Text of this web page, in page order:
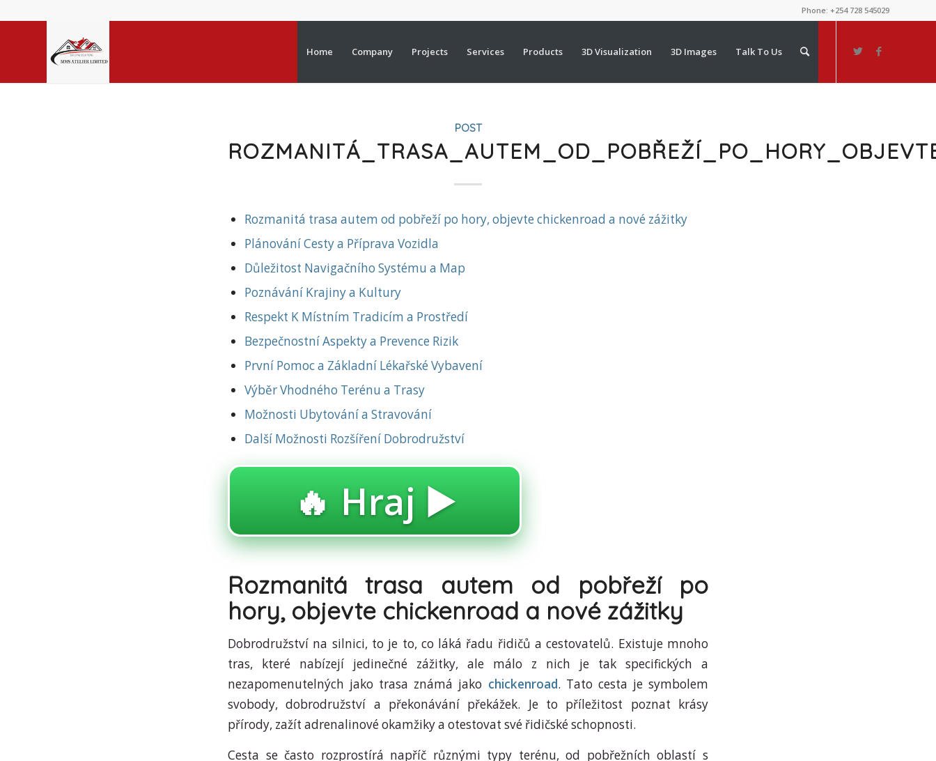
Phone: +254 728 545029
Home Company Projects Services Products 3D Visualization 3D Images Talk To Us
POST
Rozmanitá trasa autem od pobřeží po hory, objevte chickenroad a nové zážitky
Plánování Cesty a Příprava Vozidla
Důležitost Navigačního Systému a Map
Poznávání Krajiny a Kultury
Respekt K Místním Tradicím a Prostředí
Bezpečnostní Aspekty a Prevence Rizik
První Pomoc a Základní Lékařské Vybavení
Výběr Vhodného Terénu a Trasy
Možnosti Ubytování a Stravování
Další Možnosti Rozšíření Dobrodružství
🔥 Hraj ▶️
Rozmanitá trasa autem od pobřeží po
hory, objevte chickenroad a nové zážitky
Dobrodružství na silnici, to je to, co láká řadu řidičů a cestovatelů. Existuje mnoho
tras, které nabízejí jedinečné zážitky, ale málo z nich je tak specifických a
nezapomenutelných jako trasa známá jako chickenroad. Tato cesta je symbolem
svobody, dobrodružství a překonávání překážek. Je to příležitost poznat krásy
přírody, zažít adrenalinové okamžiky a otestovat své řidičské schopnosti.
Cesta se často rozprostírá napříč různými typy terénu, od pobřežních oblastí s